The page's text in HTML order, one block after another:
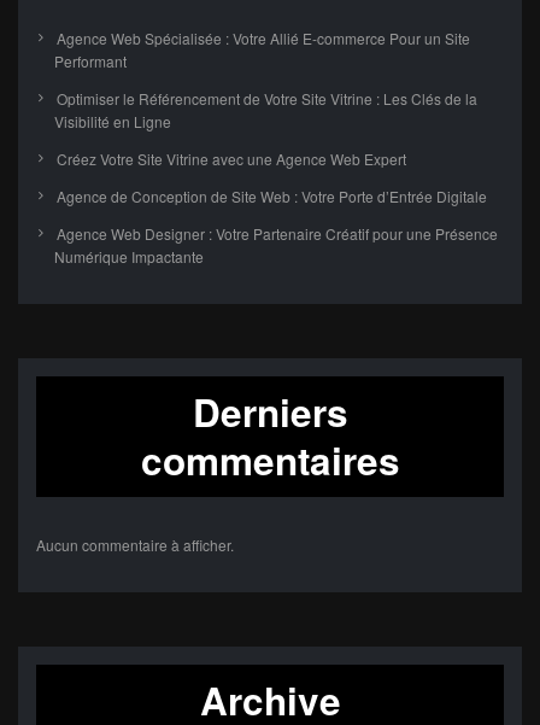
Agence Web Spécialisée : Votre Allié E-commerce Pour un Site
Performant
Optimiser le Référencement de Votre Site Vitrine : Les Clés de la
Visibilité en Ligne
Créez Votre Site Vitrine avec une Agence Web Expert
Agence de Conception de Site Web : Votre Porte d’Entrée Digitale
Agence Web Designer : Votre Partenaire Créatif pour une Présence
Numérique Impactante
Derniers
commentaires
Aucun commentaire à afficher.
Archive